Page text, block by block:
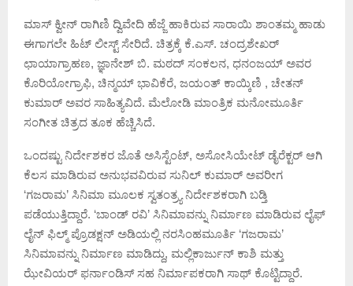
ಮಾಸ್ ಕ್ವೀನ್ ರಾಗಿಣಿ ದ್ವಿವೇದಿ ಹೆಜ್ಜೆ ಹಾಕಿರುವ ಸಾರಾಯಿ ಶಾಂತಮ್ಮ ಹಾಡು
ಈಗಾಗಲೇ ಹಿಟ್ ಲೀಸ್ಟ್ ಸೇರಿದೆ. ಚಿತ್ರಕ್ಕೆ ಕೆ.ಎಸ್. ಚಂದ್ರಶೇಖರ್
ಛಾಯಾಗ್ರಾಹಣ, ಜ್ಞಾನೇಶ್ ಬಿ. ಮಠದ್ ಸಂಕಲನ, ಧನಂಜಯ್ ಅವರ
ಕೊರಿಯೋಗ್ರಾಫಿ, ಚಿನ್ಮಯ್ ಭಾವಿಕೆರೆ, ಜಯಂತ್ ಕಾಯ್ಕಿಣಿ , ಚೇತನ್
ಕುಮಾರ್ ಅವರ ಸಾಹಿತ್ಯವಿದೆ. ಮೆಲೋಡಿ ಮಾಂತ್ರಿಕ ಮನೋಮೂರ್ತಿ
ಸಂಗೀತ ಚಿತ್ರದ ತೂಕ ಹೆಚ್ಚಿಸಿದೆ.
ಒಂದಷ್ಟು ನಿರ್ದೇಶಕರ ಜೊತೆ ಅಸಿಸ್ಟೆಂಟ್, ಅಸೋಸಿಯೇಟ್ ಡೈರೆಕ್ಟರ್ ಆಗಿ
ಕೆಲಸ ಮಾಡಿರುವ ಅನುಭವವಿರುವ ಸುನಿಲ್ ಕುಮಾರ್‌ ಅವರೀಗ
‘ಗಜರಾಮ’ ಸಿನಿಮಾ ಮೂಲಕ ಸ್ವತಂತ್ರ್ಯ ನಿರ್ದೇಶಕರಾಗಿ ಬಡ್ತಿ
ಪಡೆಯುತ್ತಿದ್ದಾರೆ. ‘ಬಾಂಡ್ ರವಿ’ ಸಿನಿಮಾವನ್ನು ನಿರ್ಮಾಣ ಮಾಡಿರುವ ಲೈಫ್
ಲೈನ್ ಫಿಲ್ಮ್ ಪ್ರೊಡಕ್ಷನ್ ಅಡಿಯಲ್ಲಿ ನರಸಿಂಹಮೂರ್ತಿ ‘ಗಜರಾಮ’
ಸಿನಿಮಾವನ್ನು ನಿರ್ಮಾಣ ಮಾಡಿದ್ದು, ಮಲ್ಲಿಕಾರ್ಜುನ್ ಕಾಶಿ ಮತ್ತು
ಝೇವಿಯರ್ ಫರ್ನಾಂಡಿಸ್ ಸಹ ನಿರ್ಮಾಪಕರಾಗಿ ಸಾಥ್ ಕೊಟ್ಟಿದ್ದಾರೆ.